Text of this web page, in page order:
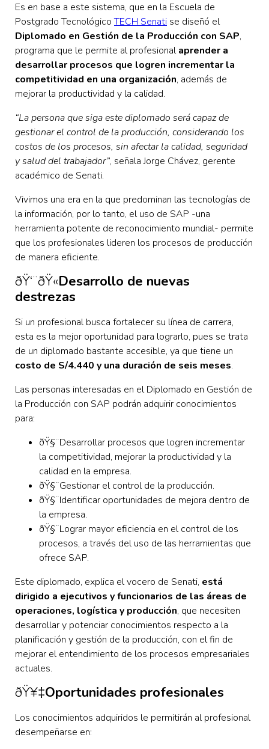
Es en base a este sistema, que en la Escuela de
Postgrado TecnológicoTECH Senati se diseñó el
Diplomado en Gestión de la Producción con SAP,
programa que le permite al profesionalaprender a
desarrollar procesos que logren incrementar la
competitividad en una organización, además de
mejorar la productividad y la calidad.
“La persona que siga este diplomado será capaz de
gestionar el control de la producción, considerando los
costos de los procesos, sin afectar la calidad, seguridad
y salud del trabajador”, señala Jorge Chávez, gerente
académico de Senati.
Vivimos una era en la que predominan las tecnologías de
la información, por lo tanto, el uso de SAP -una
herramienta potente de reconocimiento mundial- permite
que los profesionales lideren los procesos de producción
de manera eficiente.
ðŸ‘¨‍ðŸ«Desarrollo de nuevas
destrezas
Si un profesional busca fortalecer su línea de carrera,
esta es la mejor oportunidad para lograrlo, pues se trata
de un diplomado bastante accesible, ya que tiene un
costo de S/4.440 y una duración de seis meses.
Las personas interesadas en el Diplomado en Gestión de
la Producción con SAP podrán adquirir conocimientos
para:
ðŸ§¨Desarrollar procesos que logren incrementar
la competitividad, mejorar la productividad y la
calidad en la empresa.
ðŸ§¨Gestionar el control de la producción.
ðŸ§¨Identificar oportunidades de mejora dentro de
la empresa.
ðŸ§¨Lograr mayor eficiencia en el control de los
procesos, a través del uso de las herramientas que
ofrece SAP.
Este diplomado, explica el vocero de Senati, está
dirigido a ejecutivos y funcionarios de las áreas de
operaciones, logística y producción, que necesiten
desarrollar y potenciar conocimientos respecto a la
planificación y gestión de la producción, con el fin de
mejorar el entendimiento de los procesos empresariales
actuales.
ðŸ¥‡Oportunidades profesionales
Los conocimientos adquiridos le permitirán al profesional
desempeñarse en: